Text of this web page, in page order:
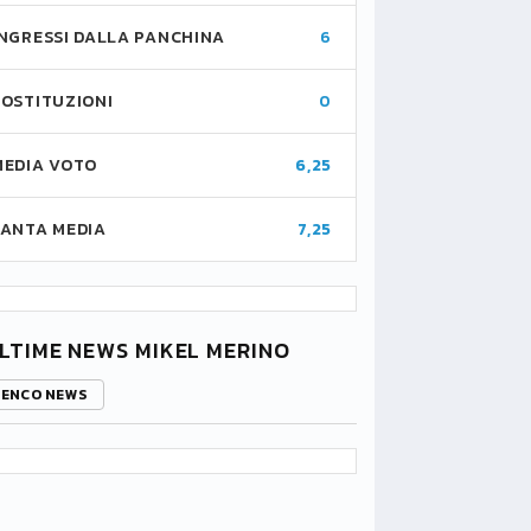
DALLA PANCHINA 6
0
VOTO 6,25
MEDIA 7,25
NEWS MIKEL MERINO
NEWS